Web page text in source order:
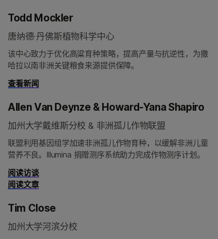
Todd Mockler
唐纳德·丹佛斯植物科学中心
该中心致力于优化高粱育种策略，提高产量与抗逆性，为撒
哈拉以南非洲关键粮食来源提供保障。
查看新闻
Allen Van Deynze & Howard-Yana Shapiro
加州大学戴维斯分校 & 非洲孤儿作物联盟
联盟利用基因组学加速非洲孤儿作物育种，以缓解非洲儿童
营养不良。Illumina 捐赠测序系统助力完成作物测序计划。
阅读访谈
阅读文章
Tim Close
加州大学河滨分校